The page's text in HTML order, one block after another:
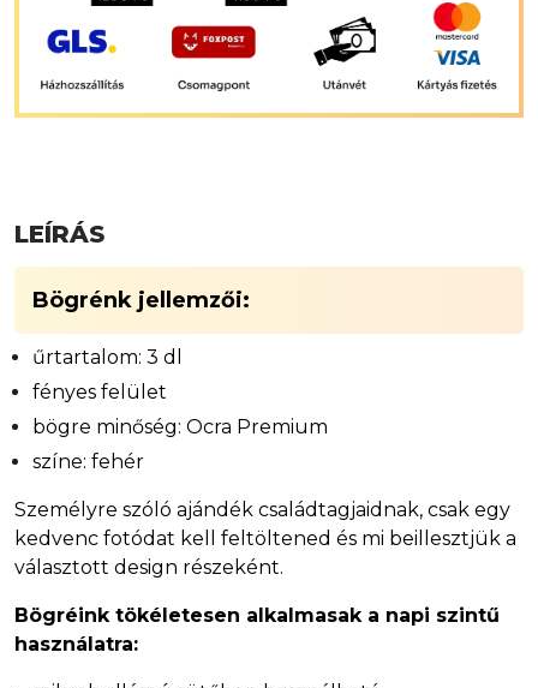
LEÍRÁS
Bögrénk jellemzői:
űrtartalom: 3 dl
fényes felület
bögre minőség: Ocra Premium
színe: fehér
Személyre szóló ajándék családtagjaidnak, csak egy
kedvenc fotódat kell feltöltened és mi beillesztjük a
választott design részeként.
Bögréink tökéletesen alkalmasak a napi szintű
használatra: